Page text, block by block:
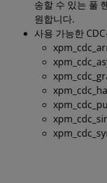
송할 수 있는 풀
원합니다.
사용 가능한